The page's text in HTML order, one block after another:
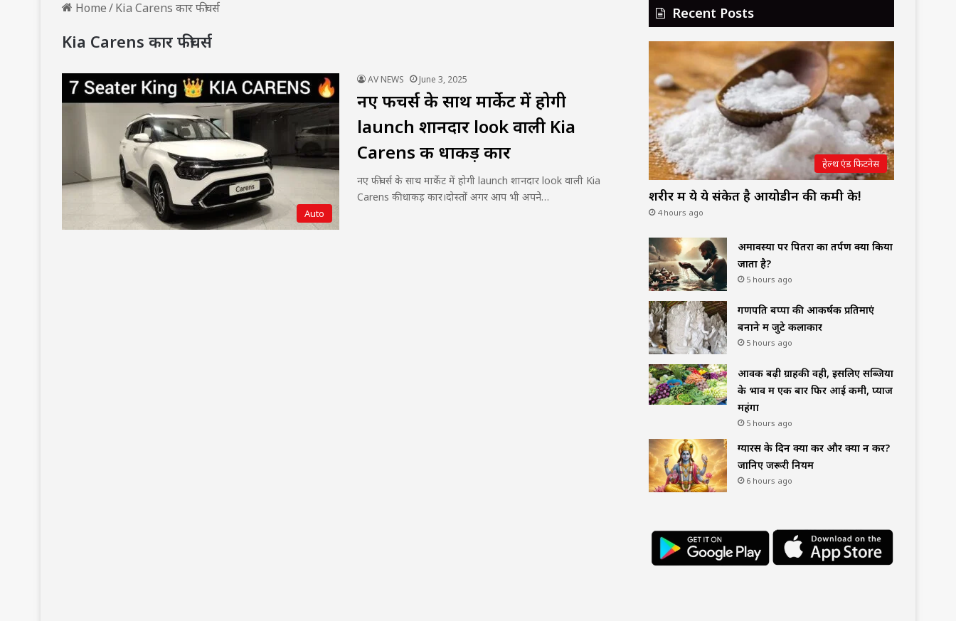
Home/Kia Carens कार फीचर्स
Kia Carens कार फीचर्स
Auto
AV NEWS June 3, 2025
नए फीचर्स के साथ मार्केट में होगी
launch शानदार look वाली Kia
Carens की धाकड़ कार
नए फीचर्स के साथ मार्केट में होगी launch शानदार look वाली Kia
Carens की धाकड़ कार।दोस्तों अगर आप भी अपने…
Recent Posts
हेल्थ एंड फिटनेस
शरीर में ये ये संकेत है आयोडीन की कमी के!
4 hours ago
अमावस्या पर पितरों का तर्पण क्यों किया
जाता है?
5 hours ago
गणपति बप्पा की आकर्षक प्रतिमाएं
बनाने में जुटे कलाकार
5 hours ago
आवक बढ़ी ग्राहकी वही, इसलिए सब्जियों
के भाव में एक बार फिर आई कमी, प्याज
महंगा
5 hours ago
ग्यारस के दिन क्या करें और क्या न करें?
जानिए जरूरी नियम
6 hours ago